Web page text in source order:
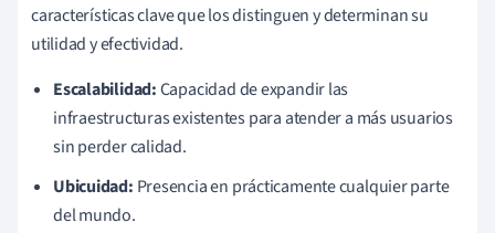
características clave que los distinguen y determinan su
utilidad y efectividad.
Escalabilidad:Capacidad de expandir las
infraestructuras existentes para atender a más usuarios
sin perder calidad.
Ubicuidad: Presencia en prácticamente cualquier parte
del mundo.